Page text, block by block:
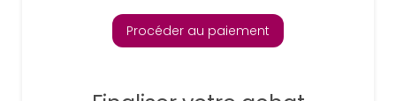
Procéder au paiement